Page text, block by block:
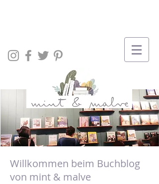
Willkommen beim Buchblog
von mint & malve